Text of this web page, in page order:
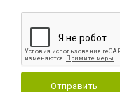
Отправить